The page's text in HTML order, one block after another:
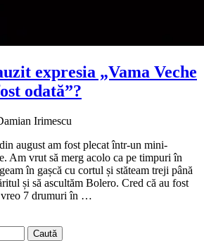
expresia „Vama Veche
odată”?
Irimescu
august am fost plecat într-un mini-
Am vrut să merg acolo ca pe timpuri în
în gașcă cu cortul și stăteam treji până
și să ascultăm Bolero. Cred că au fost
vreo 7 drumuri în …